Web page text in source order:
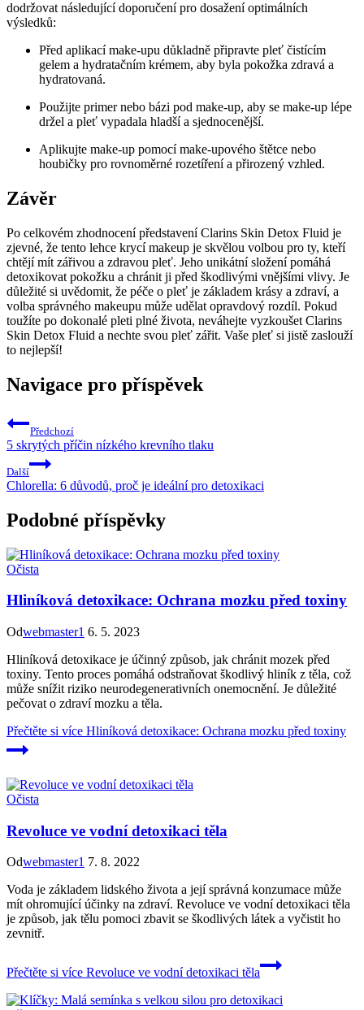
dodržovat následující doporučení pro dosažení optimálních
výsledků:
Před aplikací make-upu důkladně připravte pleť čistícím
gelem a hydratačním krémem, aby byla pokožka zdravá a
hydratovaná.
Použijte primer nebo bázi pod make-up, aby se make-up lépe
držel a pleť vypadala hladší a sjednocenější.
Aplikujte make-up pomocí make-upového štětce nebo
houbičky pro rovnoměrné rozetíření a přirozený vzhled.
Závěr
Po celkovém zhodnocení představení Clarins Skin Detox Fluid je
zjevné, že tento lehce krycí makeup je skvělou volbou pro ty, kteří
chtějí mít zářivou a zdravou pleť. Jeho unikátní složení pomáhá
detoxikovat pokožku a chránit ji před škodlivými vnějšími vlivy. Je
důležité si uvědomit, že péče o pleť je základem krásy a zdraví, a
volba správného makeupu může udělat opravdový rozdíl. Pokud
toužíte po dokonalé pleti plné života, neváhejte vyzkoušet Clarins
Skin Detox Fluid a nechte svou pleť zářit. Vaše pleť si jistě zaslouží
to nejlepší!
Navigace pro příspěvek
Předchozí
5 skrytých příčin nízkého krevního tlaku
Další
Chlorella: 6 důvodů, proč je ideální pro detoxikaci
Podobné příspěvky
Očista
Hliníková detoxikace: Ochrana mozku před toxiny
Odwebmaster1 6. 5. 2023
Hliníková detoxikace je účinný způsob, jak chránit mozek před
toxiny. Tento proces pomáhá odstraňovat škodlivý hliník z těla, což
může snížit riziko neurodegenerativních onemocnění. Je důležité
pečovat o zdraví mozku a těla.
Přečtěte si více Hliníková detoxikace: Ochrana mozku před toxiny
Očista
Revoluce ve vodní detoxikaci těla
Odwebmaster1 7. 8. 2022
Voda je základem lidského života a její správná konzumace může
mít ohromující účinky na zdraví. Revoluce ve vodní detoxikaci těla
je způsob, jak tělu pomoci zbavit se škodlivých látek a vyčistit ho
zevnitř.
Přečtěte si více Revoluce ve vodní detoxikaci těla